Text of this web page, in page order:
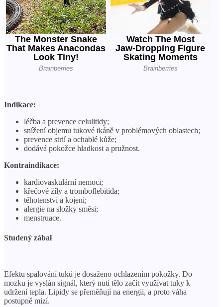
Indikace:
léčba a prevence celulitidy;
snížení objemu tukové tkáně v problémových oblastech;
prevence strií a ochablé kůže;
dodává pokožce hladkost a pružnost.
Kontraindikace:
kardiovaskulární nemoci;
křečové žíly a tromboflebitida;
těhotenství a kojení;
alergie na složky směsi;
menstruace.
Studený zábal
Efektu spalování tuků je dosaženo ochlazením pokožky. Do
mozku je vyslán signál, který nutí tělo začít využívat tuky k
udržení tepla. Lipidy se přeměňují na energii, a proto váha
postupně mizí.